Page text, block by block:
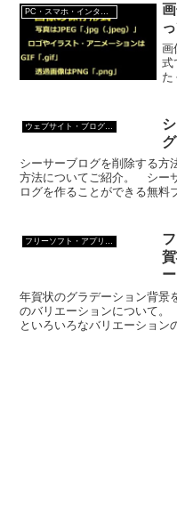
画
式
た
時
ウェブサイト・ブログ作成
シーサーブログを削除する
方法についてご紹介。 シー
ログを作ることができる無
削除の仕方はアカウントごと
フリーソフト・アプリ・Webサービス
年賀状のグラデーション背景
のバリエーションについて
といろいろなバリエーション